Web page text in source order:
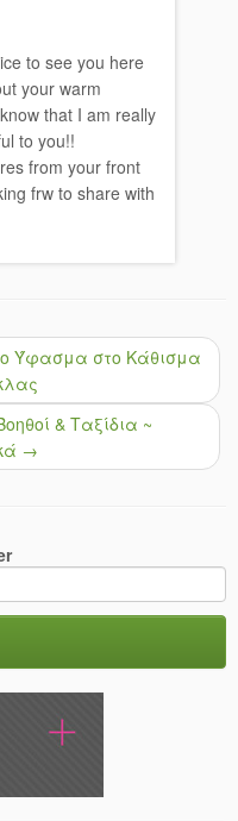
to see you here
your warm
that I am really
to you!!
from your front
frw to share with
Ύφασμα στο Κάθισμα
& Ταξίδια ~
→